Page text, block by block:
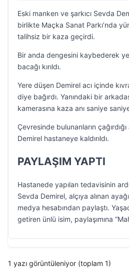
Eski manken ve şarkıcı Sevda
birlikte Maçka Sanat Parkı’nda
talihsiz bir kaza geçirdi.
Bir anda dengesini kaybederek
bacağı kırıldı.
Yere düşen Demirel acı içinde
diye bağırdı. Yanındaki bir
kamerasına kaza anı saniye
Çevresinde bulunanların
Demirel hastaneye kaldırıldı.
PAYLAŞIM YAPTI
Hastanede yapılan tedavisinin
Sevda Demirel, alçıya alınan
medya hesabından paylaştı.
getiren ünlü isim, paylaşımına
1 yazı görüntüleniyor (toplam 1)